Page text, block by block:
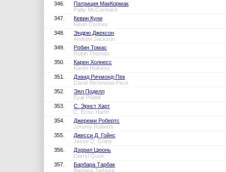
346.
Патриция МакКормак
Patty McCormack
347.
Кевин Куни
Kevin Cooney
348.
Эндрю Джексон
Andrew Jackson
349.
Робин Томас
Robin Thomas
350.
Карен Холнесс
Karen Holness
351.
Дэвид Ричмонд-Пек
David Richmond-Peck
352.
Эял Поделл
Eyal Podell
353.
С. Эрнст Харт
C. Ernst Harth
354.
Джереми Робертс
Jeremy Roberts
355.
Джесси Д. Гойнс
Jesse D. Goins
356.
Дэррил Цюонь
Darryl Quon
357.
Барбара Тарбак
Barbara Tarbuck